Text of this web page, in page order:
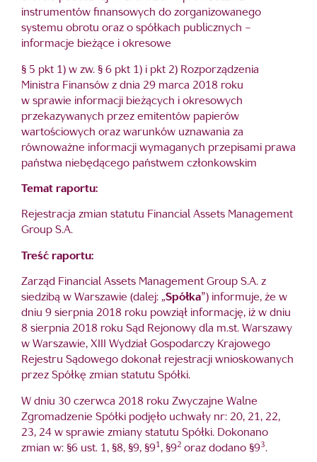
instrumentów finansowych do zorganizowanego
systemu obrotu oraz o spółkach publicznych –
informacje bieżące i okresowe
§ 5 pkt 1) w zw. § 6 pkt 1) i pkt 2) Rozporządzenia
Ministra Finansów z dnia 29 marca 2018 roku
w sprawie informacji bieżących i okresowych
przekazywanych przez emitentów papierów
wartościowych oraz warunków uznawania za
równoważne informacji wymaganych przepisami prawa
państwa niebędącego państwem członkowskim
Temat raportu:
Rejestracja zmian statutu Financial Assets Management
Group S.A.
Treść raportu:
Zarząd Financial Assets Management Group S.A. z
siedzibą w Warszawie (dalej: „Spółka”) informuje, że w
dniu 9 sierpnia 2018 roku powziął informację, iż w dniu
8 sierpnia 2018 roku Sąd Rejonowy dla m.st. Warszawy
w Warszawie, XIII Wydział Gospodarczy Krajowego
Rejestru Sądowego dokonał rejestracji wnioskowanych
przez Spółkę zmian statutu Spółki.
W dniu 30 czerwca 2018 roku Zwyczajne Walne
Zgromadzenie Spółki podjęło uchwały nr: 20, 21, 22,
23, 24 w sprawie zmiany statutu Spółki. Dokonano
zmian w: §6 ust. 1, §8, §9, §91, §92 oraz dodano §93.